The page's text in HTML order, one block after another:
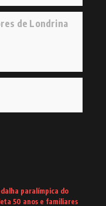
de Londrina
paralímpica do
50 anos e familiares